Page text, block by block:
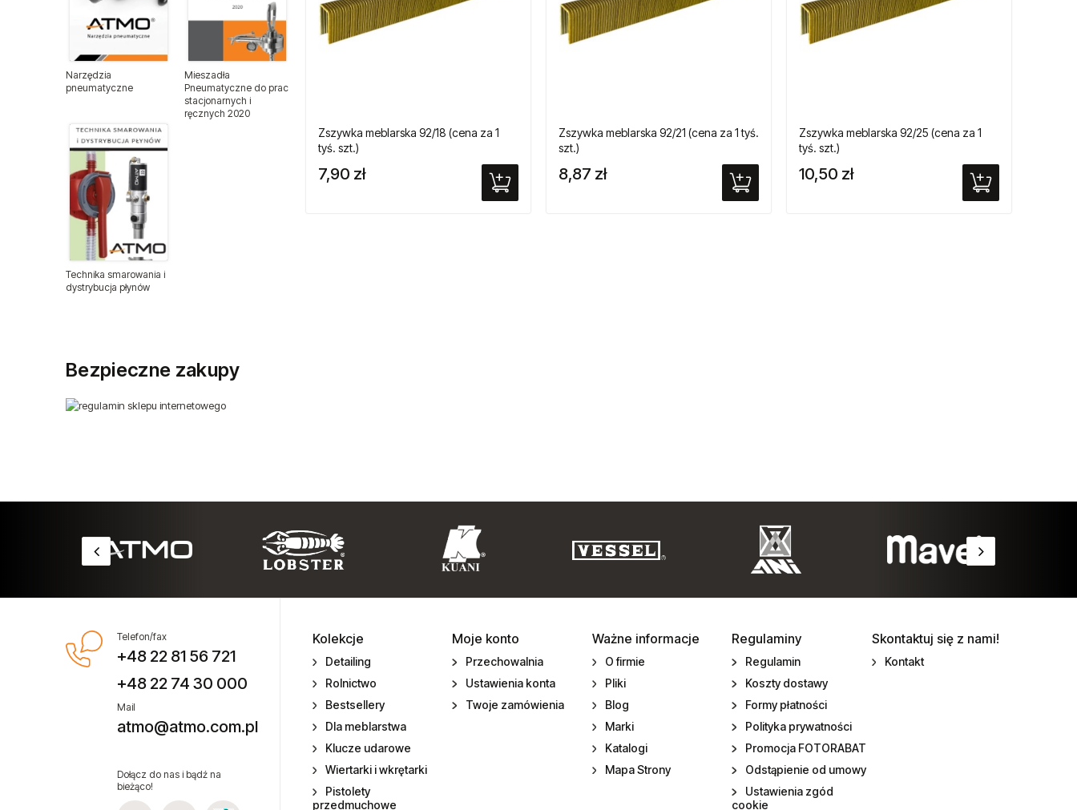
Narzędzia pneumatyczne ATA
Narzędzia ogrodnicze
Narzędzia spalinowe
Nitonakrętki
Nity zrywalne
Odzież ochronna
Podajniki nitów
Podajniki śrub i wkrętów
Wyprzedaże
Sprzęt medyczny
Zszywki do zszywaczy
Typ 92
Zszywka kartonowa K33
Typ 85
Zwijadła przewodów do wody
Narzędzia
pneumatyczne
Mieszadła
Pneumatyczne do prac
stacjonarnych i
ręcznych 2020
Technika smarowania i
dystrybucja płynów
Bezpieczne zakupy
Zszywka meblarska 92/18 (cena za 1
tyś. szt.)
7,90 zł
Zszywka meblarska 92/21 (cena za 1 tyś.
szt.)
8,87 zł
Zszywka meblarska 92/25 (cena za 1
tyś. szt.)
10,50 zł
Telefon/fax
+48 22 81 56 721
+48 22 74 30 000
Mail
atmo@atmo.com.pl
Dołącz do nas i bądź na
bieżąco!
Kolekcje
Detailing
Rolnictwo
Bestsellery
Dla meblarstwa
Klucze udarowe
Wiertarki i wkrętarki
Pistolety
przedmuchowe
Moje konto
Przechowalnia
Ustawienia konta
Twoje zamówienia
Ważne informacje
O firmie
Pliki
Blog
Marki
Katalogi
Mapa Strony
Regulaminy
Regulamin
Koszty dostawy
Formy płatności
Polityka prywatności
Promocja FOTORABAT
Odstąpienie od umowy
Ustawienia zgód
cookie
Skontaktuj się z nami!
Kontakt